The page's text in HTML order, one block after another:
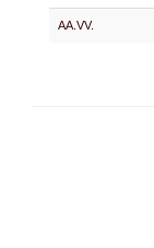
AA.VV.